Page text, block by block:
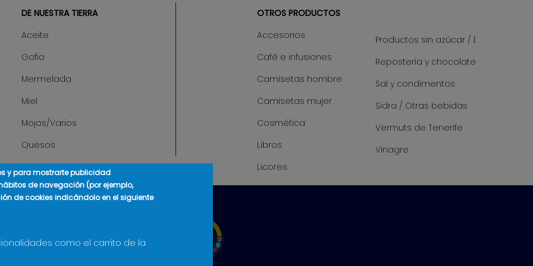
DE NUESTRA TIERRA
Aceite
Gofio
Mermelada
Miel
Mojos/Varios
Quesos
OTROS PRODUCTOS
Accesorios
Café e infusiones
Camisetas hombre
Camisetas mujer
Cosmética
Libros
Licores
Productos sin azúcar / Diet
Repostería y chocolate
Sal y condimentos
Sidra / Otras bebidas
Vermuts de Tenerife
Vinagre
y para mostrarte publicidad
de navegación (por ejemplo,
de cookies indicándolo en el siguiente
como el carrito de la